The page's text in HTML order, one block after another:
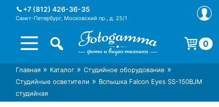
+7 (812) 426-36-35
Санкт-Петербург, Московский пр., д. 25/1
Интернет-магазин фототехники
Foto-Gamma в СПб
Магазин фотоаксессуаров foto-
gamma.ru
0
Корзина пуста.
Главная » Каталог » Студийное оборудование »
Студийные осветители » Вспышка Falcon Eyes SS-150BJM
студийная